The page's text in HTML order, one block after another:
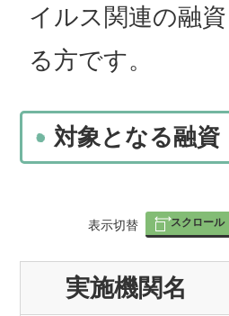
イルス関連の融
る方です。
対象となる融資
表
組
み
表示切替 スクロール
実施機関名